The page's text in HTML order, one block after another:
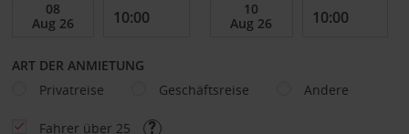
ART DER ANMIETUNG
Privatreise
Geschäftsreise Andere
Fahrer über 25